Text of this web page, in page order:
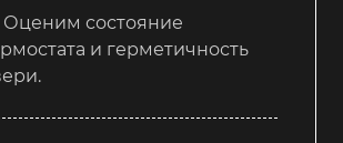
Оценим состояние
и герметичность